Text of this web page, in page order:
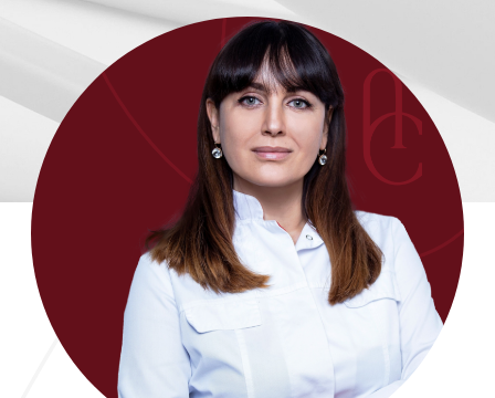
осложнений. Парамедицинский педикюр
включает в себя не только эстетическую
обработку ногтей и стопы, но и
качественный уход за ногами, используя
современное оборудование и аппаратные
методы, чтобы обеспечить каждому
пациенту высокий уровень безопасности
и комфорта.
ПОДРОБНЕЕ О СПЕЦИАЛИСТЕ
ЗАПИСАТЬСЯ НА ПРИЕМ
Для консультации по услуге или записи на
прием напишите нам
в WhatsApp, или позвоните по номеру
+7 (495) 988 - 83 - 35